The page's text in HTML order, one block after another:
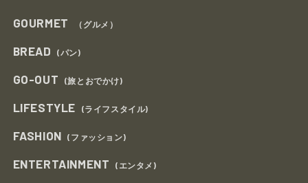
GOURMET （グルメ）
BREAD (パン)
GO-OUT (旅とおでかけ)
LIFESTYLE (ライフスタイル)
FASHION (ファッション)
ENTERTAINMENT (エンタメ)